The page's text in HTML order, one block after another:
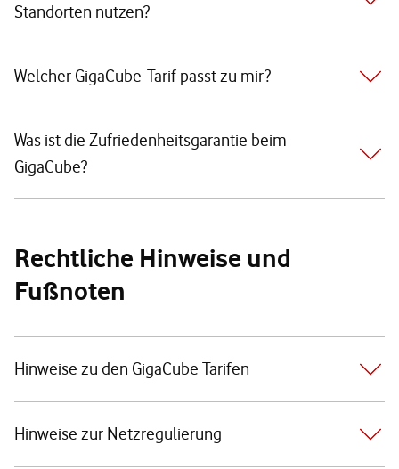
Standorten nutzen?
Welcher GigaCube-Tarif passt zu mir?
Was ist die Zufriedenheitsgarantie beim
GigaCube?
Rechtliche Hinweise und
Fußnoten
Hinweise zu den GigaCube Tarifen
Hinweise zur Netzregulierung